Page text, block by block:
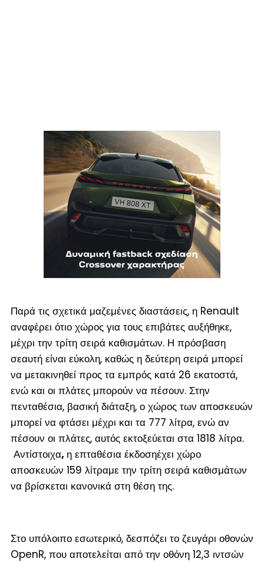
Παρά τις σχετικά μαζεμένες διαστάσεις, η Renault
αναφέρει ότιο χώρος για τους επιβάτες αυξήθηκε,
μέχρι την τρίτη σειρά καθισμάτων. Η πρόσβαση
σεαυτή είναι εύκολη, καθώς η δεύτερη σειρά μπορεί
να μετακινηθεί προς τα εμπρός κατά 26 εκατοστά,
ενώ και οι πλάτες μπορούν να πέσουν. Στην
πενταθέσια, βασική διάταξη, ο χώρος των αποσκευών
μπορεί να φτάσει μέχρι και τα 777 λίτρα, ενώ αν
πέσουν οι πλάτες, αυτός εκτοξεύεται στα 1818 λίτρα.
Αντίστοιχα, η επταθέσια έκδοσηέχει χώρο
αποσκευών 159 λίτραμε την τρίτη σειρά καθισμάτων
να βρίσκεται κανονικά στη θέση της.
Στο υπόλοιπο εσωτερικό, δεσπόζει το ζευγάρι οθονών
OpenR, που αποτελείται από την οθόνη 12,3 ιντσών